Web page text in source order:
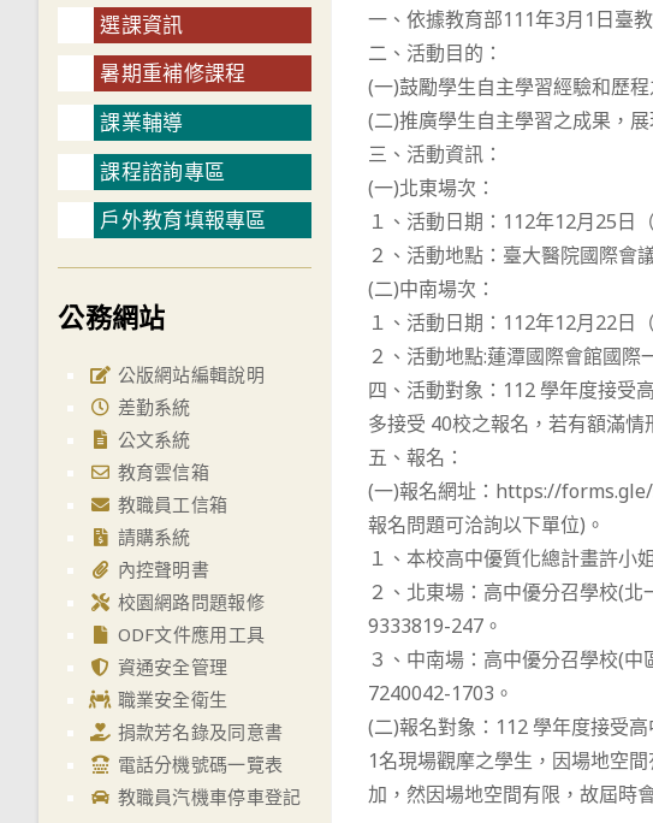
一、依據教育部111年3月1日臺
二、活動目的：
(一)鼓勵學生自主學習經驗和歷
(二)推廣學生自主學習之成果，
三、活動資訊：
(一)北東場次：
１、活動日期：112年12月25日
２、活動地點：臺大醫院國際會
(二)中南場次：
１、活動日期：112年12月22日
２、活動地點:蓮潭國際會館國際
四、活動對象：112 學年度接受
多接受 40校之報名，若有額滿
五、報名：
(一)報名網址：https://
報名問題可洽詢以下單位)。
１、本校高中優質化總計畫許小
２、北東場：高中優分召學校(
9333819-247。
３、中南場：高中優分召學校(
7240042-1703。
(二)報名對象：112 學年度接受
1名現場觀摩之學生，因場地空
加，然因場地空間有限，故屆時
選課資訊
暑期重補修課程
課業輔導
課程諮詢專區
戶外教育填報專區
公務網站
公版網站編輯說明
差勤系統
公文系統
教育雲信箱
教職員工信箱
請購系統
內控聲明書
校園網路問題報修
ODF文件應用工具
資通安全管理
職業安全衛生
捐款芳名錄及同意書
電話分機號碼一覽表
教職員汽機車停車登記